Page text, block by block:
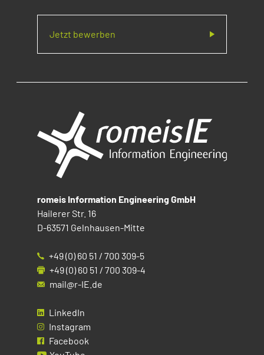
Jetzt bewerben
romeis Information Engineering GmbH
Hailerer Str. 16
D-63571 Gelnhausen-Mitte
+49 (0) 60 51 / 700 309-5
+49 (0) 60 51 / 700 309-4
mail@r-IE.de
LinkedIn
Instagram
Facebook